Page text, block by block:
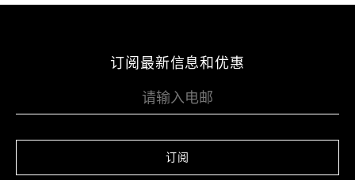
订阅最新信息和优惠
订阅